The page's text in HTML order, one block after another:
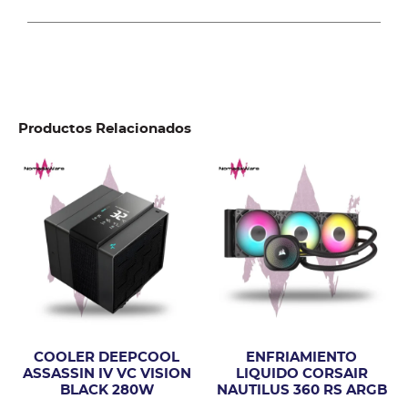
Productos Relacionados
COOLER DEEPCOOL
ASSASSIN IV VC VISION
BLACK 280W
ENFRIAMIENTO
LIQUIDO CORSAIR
NAUTILUS 360 RS ARGB